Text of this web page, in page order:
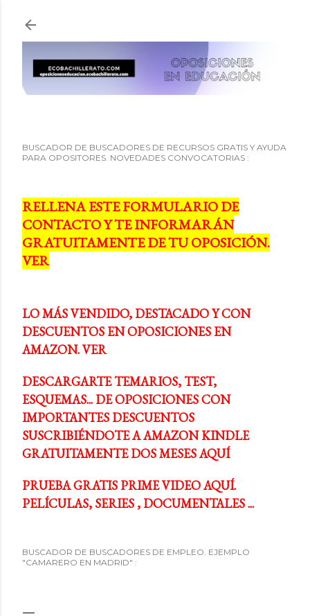
BUSCADOR DE BUSCADORES DE RECURSOS GRATIS Y AYUDA
PARA OPOSITORES. NOVEDADES CONVOCATORIAS :
RELLENA ESTE FORMULARIO DE
CONTACTO Y TE INFORMARÁN
GRATUITAMENTE DE TU OPOSICIÓN.
VER
LO MÁS VENDIDO, DESTACADO Y CON
DESCUENTOS EN OPOSICIONES EN
AMAZON. VER
DESCARGARTE TEMARIOS, TEST,
ESQUEMAS... DE OPOSICIONES CON
IMPORTANTES DESCUENTOS
SUSCRIBIÉNDOTE A AMAZON KINDLE
GRATUITAMENTE DOS MESES AQUÍ
PRUEBA GRATIS PRIME VIDEO AQUÍ.
PELÍCULAS, SERIES , DOCUMENTALES ...
BUSCADOR DE BUSCADORES DE EMPLEO. EJEMPLO
"CAMARERO EN MADRID" :